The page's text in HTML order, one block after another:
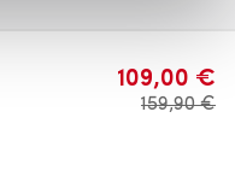
109,00 €
159,90 €